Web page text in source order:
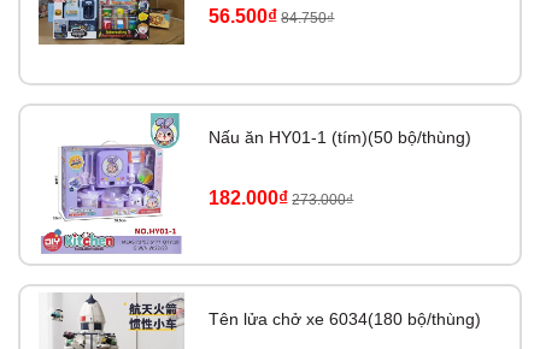
56.500₫ 84.750₫
Nấu ăn HY01-1 (tím)(50 bộ/thùng)
182.000₫ 273.000₫
Tên lửa chở xe 6034(180 bộ/thùng)